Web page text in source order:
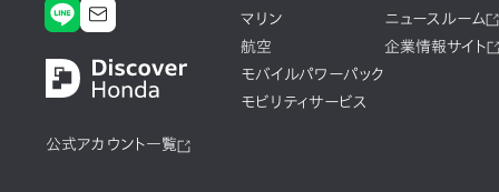
公式アカウント一覧
マリン
航空
モバイルパワーパック
モビリティサービス
ニュースルーム
企業情報サイト